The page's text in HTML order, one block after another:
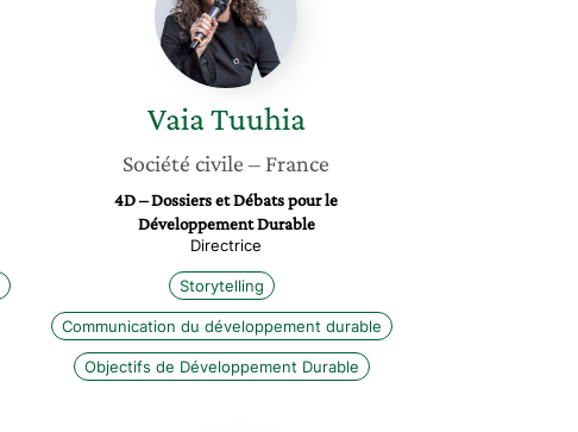
VaiaTuuhia
Société civile – France
4D – Dossiers et Débats pour le
Développement Durable
Directrice
Storytelling
Communication du développement durable
Objectifs de Développement Durable